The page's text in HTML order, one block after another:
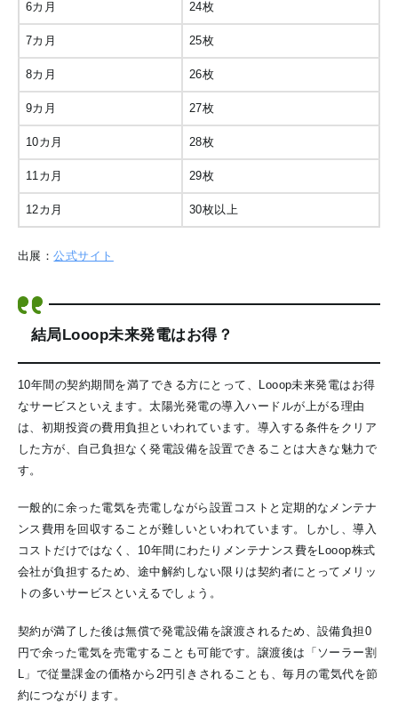
6カ月 24枚
7カ月 25枚
8カ月 26枚
9カ月 27枚
10カ月 28枚
11カ月 29枚
12カ月 30枚以上
出展：公式サイト
結局Looop未来発電はお得？
10年間の契約期間を満了できる方にとって、Looop未来発電はお得
なサービスといえます。太陽光発電の導入ハードルが上がる理由
は、初期投資の費用負担といわれています。導入する条件をクリア
した方が、自己負担なく発電設備を設置できることは大きな魅力で
す。
一般的に余った電気を売電しながら設置コストと定期的なメンテナ
ンス費用を回収することが難しいといわれています。しかし、導入
コストだけではなく、10年間にわたりメンテナンス費をLooop株式
会社が負担するため、途中解約しない限りは契約者にとってメリッ
トの多いサービスといえるでしょう。
契約が満了した後は無償で発電設備を譲渡されるため、設備負担0
円で余った電気を売電することも可能です。譲渡後は「ソーラー割
L」で従量課金の価格から2円引きされることも、毎月の電気代を節
約につながります。